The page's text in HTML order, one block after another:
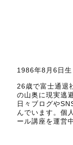
1986年8月6日
26歳で富士通退
の山奥に現実逃
日々ブログや
んでいます。個
ール講座を運営中